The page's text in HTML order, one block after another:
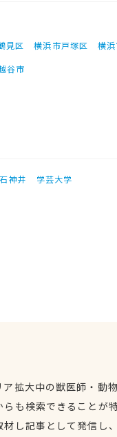
見区 横浜市戸塚区
横
谷市
神井
学芸大学
拡大中の獣医師・動
も検索できることが
し記事として発信し